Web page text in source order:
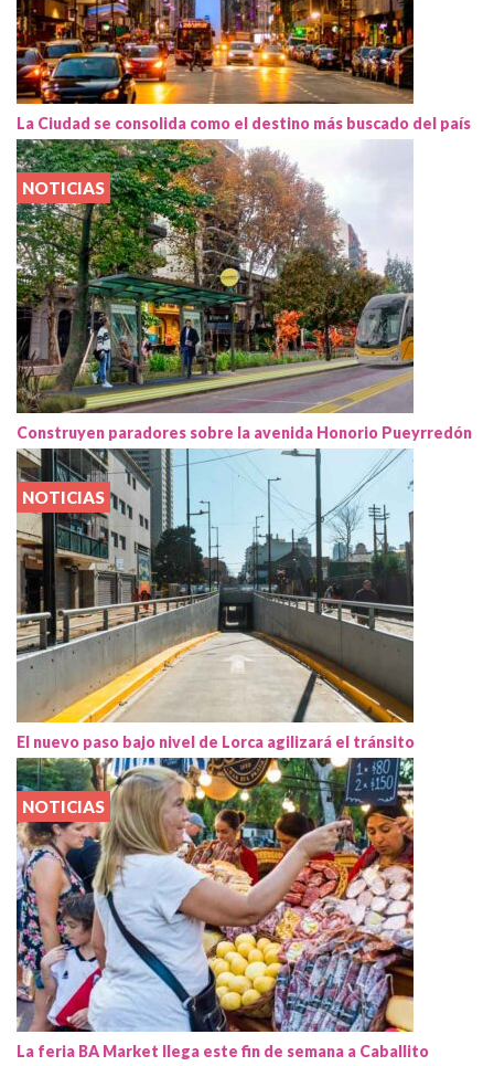
La Ciudad se consolida como el destino más buscado del país
NOTICIAS
Construyen paradores sobre la avenida Honorio Pueyrredón
NOTICIAS
El nuevo paso bajo nivel de Lorca agilizará el tránsito
NOTICIAS
La feria BA Market llega este fin de semana a Caballito